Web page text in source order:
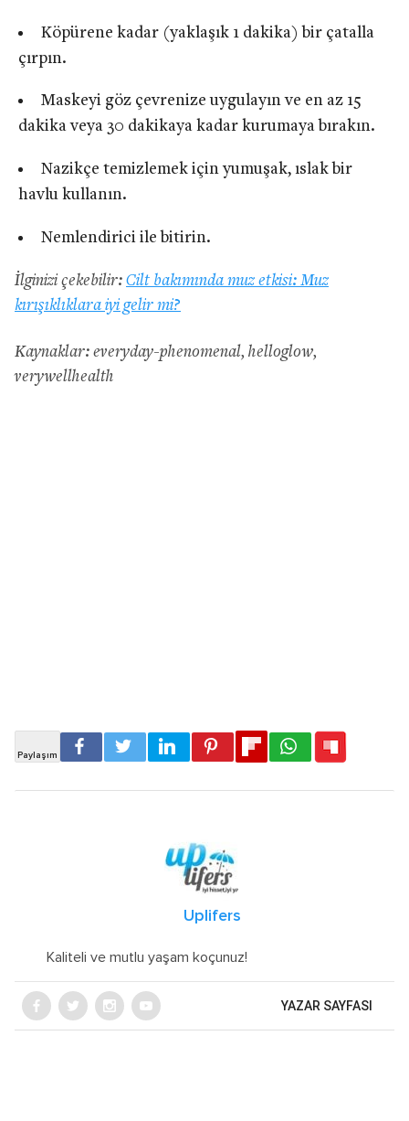
Köpürene kadar (yaklaşık 1 dakika) bir çatalla
çırpın.
Maskeyi göz çevrenize uygulayın ve en az 15
dakika veya 30 dakikaya kadar kurumaya bırakın.
Nazikçe temizlemek için yumuşak, ıslak bir
havlu kullanın.
Nemlendirici ile bitirin.
İlginizi çekebilir: Cilt bakımında muz etkisi: Muz
kırışıklıklara iyi gelir mi?
Kaynaklar: everyday-phenomenal, helloglow,
verywellhealth
Uplifers
Kaliteli ve mutlu yaşam koçunuz!
YAZAR SAYFASI